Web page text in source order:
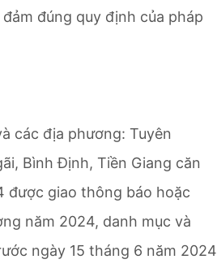
đúng quy định của pháp
các địa phương: Tuyên
Bình Định, Tiền Giang căn
được giao thông báo hoặc
năm 2024, danh mục và
ngày 15 tháng 6 năm 2024